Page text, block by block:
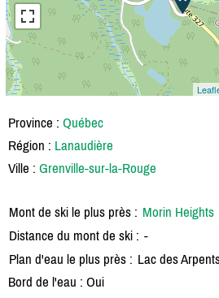
Province : Québec
Région : Lanaudière
Ville : Grenville-sur-la-Rouge
Mont de ski le plus près : Morin Heights
Distance du mont de ski : -
Plan d'eau le plus près : Lac des
Bord de l'eau : Oui